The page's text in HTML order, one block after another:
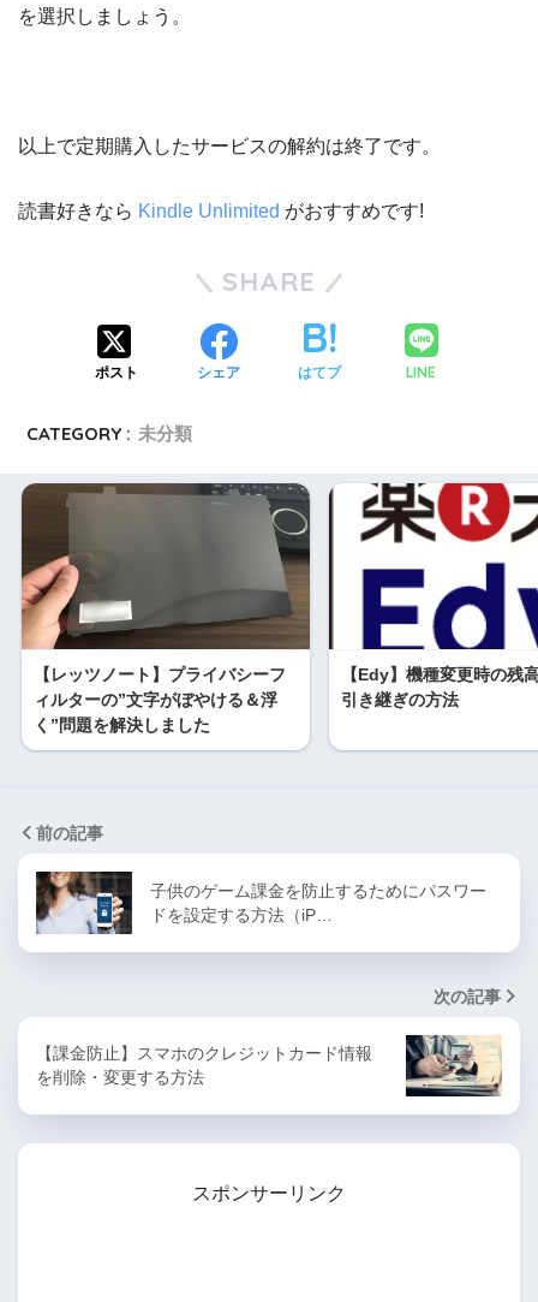
を選択しましょう。
以上で定期購入したサービスの解約は終了です。
読書好きなら Kindle Unlimited がおすすめです!
SHARE
ポスト シェア はてブ LINE
CATEGORY : 未分類
【レッツノート】プライバシーフ
ィルターの”文字がぼやける＆浮
く”問題を解決しました
【Edy】機種変更時の残
引き継ぎの方法
前の記事
子供のゲーム課金を防止するためにパスワー
ドを設定する方法（iP…
次の記事
【課金防止】スマホのクレジットカード情報
を削除・変更する方法
スポンサーリンク